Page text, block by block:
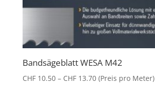
Bandsägeblatt WESA M42
CHF10.50 – CHF13.70Preisspanne:
(Preis pro Meter)